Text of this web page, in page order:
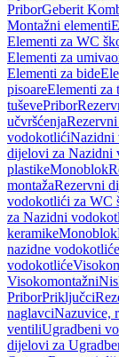
PriborGeberit
Montažni elementi
Elementi za WC
Elementi za
Elementi za bide
pisoareElementi za
tuševePribor
učvršćenja
vodokotlićiNazidni
dijelovi za Nazidni
plastikeMonoblok
montažaRezervni
vodokotlići za WC
za Nazidni
keramikeMonoblok
nazidne vodokotliće
vodokotliće
Visokomontažni
PriborPriključci
naglavciNazuvice,
ventiliUgradbeni
dijelovi za